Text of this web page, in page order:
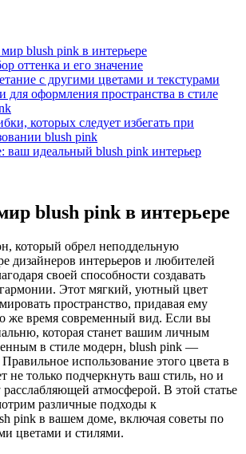
blush pink в интерьере
оттенка и его значение
с другими цветами и текстурами
для оформления пространства в стиле
которых следует избегать при
blush pink
ваш идеальный blush pink интерьер
blush pink в интерьере
который обрел неподдельную
дизайнеров интерьеров и любителей
своей способности создавать
Этот мягкий, уютный цвет
пространство, придавая ему
же время современный вид. Если вы
которая станет вашим личным
в стиле модерн, blush pink —
использование этого цвета в
не только подчеркнуть ваш стиль, но и
атмосферой. В этой статье
различные подходы к
pink в вашем доме, включая советы по
цветами и стилями.